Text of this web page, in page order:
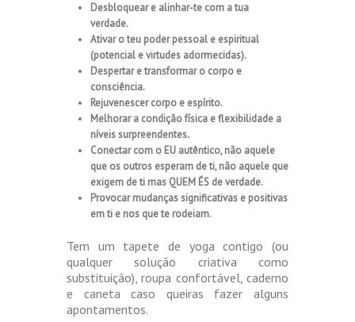
Desbloquear e alinhar-te com a tua
verdade.
Ativar o teu poder pessoal e espiritual
(potencial e virtudes adormecidas).
Despertar e transformar o corpo e
consciência.
Rejuvenescer corpo e espírito.
Melhorar a condição física e flexibilidade a
níveis surpreendentes.
Conectar com o EU autêntico, não aquele
que os outros esperam de ti, não aquele que
exigem de ti mas QUEM ÉS de verdade.
Provocar mudanças significativas e positivas
em ti e nos que te rodeiam.
Tem um tapete de yoga contigo (ou
qualquer solução criativa como
substituição), roupa confortável, caderno
e caneta caso queiras fazer alguns
apontamentos.